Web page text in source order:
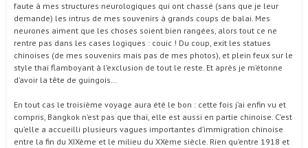
faute à mes structures neurologiques qui ont chassé (sans que je leur
demande) les intrus de mes souvenirs à grands coups de balai. Mes
neurones aiment que les choses soient bien rangées, alors tout ce ne
rentre pas dans les cases logiques : couic ! Du coup, exit les statues
chinoises (de mes souvenirs mais pas de mes photos), et plein feux sur le
style thaï flamboyant à l’exclusion de tout le reste. Et après je m’étonne
d’avoir la tête de guingois…
En tout cas le troisième voyage aura été le bon : cette fois j’ai enfin vu et
compris, Bangkok n’est pas que thaï, elle est aussi en partie chinoise. C’est
qu’elle a accueilli plusieurs vagues importantes d’immigration chinoise
entre la fin du XIXème et le milieu du XXème siècle. Rien qu’entre 1918 et